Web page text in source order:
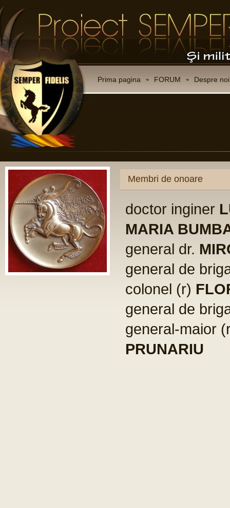
Prima pagina FORUM Despre noi
Membri de onoare
doctor inginer
MARIA
general dr.
general de
colonel (r)
general de
general-maior
PRUNARIU